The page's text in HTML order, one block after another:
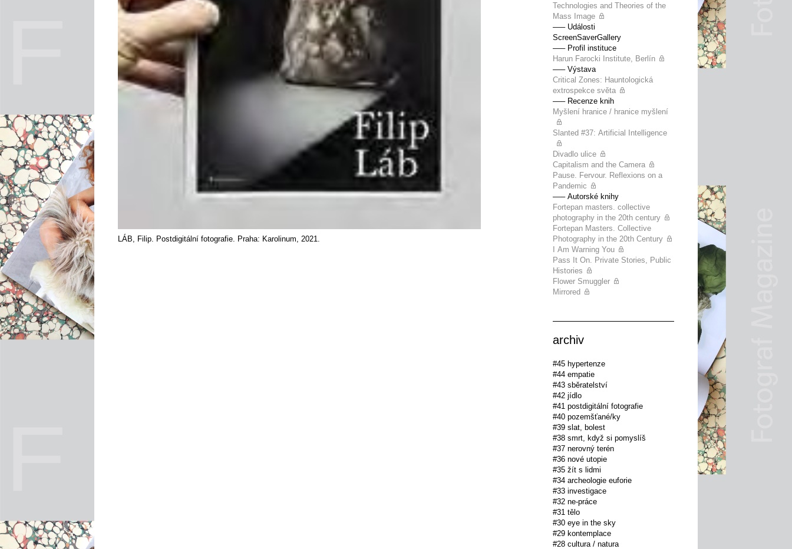
LÁB, Filip. Postdigitální fotografie. Praha: Karolinum, 2021.
Technologies and Theories of the
Mass Image
––– Události
ScreenSaverGallery
––– Profil instituce
Harun Farocki Institute, Berlín
––– Výstava
Critical Zones: Hauntologická
extrospekce světa
––– Recenze knih
Myšlení hranice / hranice myšlení
Slanted #37: Artificial Intelligence
Divadlo ulice
Capitalism and the Camera
Pause. Fervour. Reflexions on a
Pandemic
––– Autorské knihy
Fortepan masters. collective
photography in the 20th century
Fortepan Masters. Collective
Photography in the 20th Century
I Am Warning You
Pass It On. Private Stories, Public
Histories
Flower Smuggler
Mirrored
archiv
#45 hypertenze
#44 empatie
#43 sběratelství
#42 jídlo
#41 postdigitální fotografie
#40 pozemšťané/ky
#39 slat, bolest
#38 smrt, když si pomyslíš
#37 nerovný terén
#36 nové utopie
#35 žít s lidmi
#34 archeologie euforie
#33 investigace
#32 ne-práce
#31 tělo
#30 eye in the sky
#29 kontemplace
#28 cultura / natura